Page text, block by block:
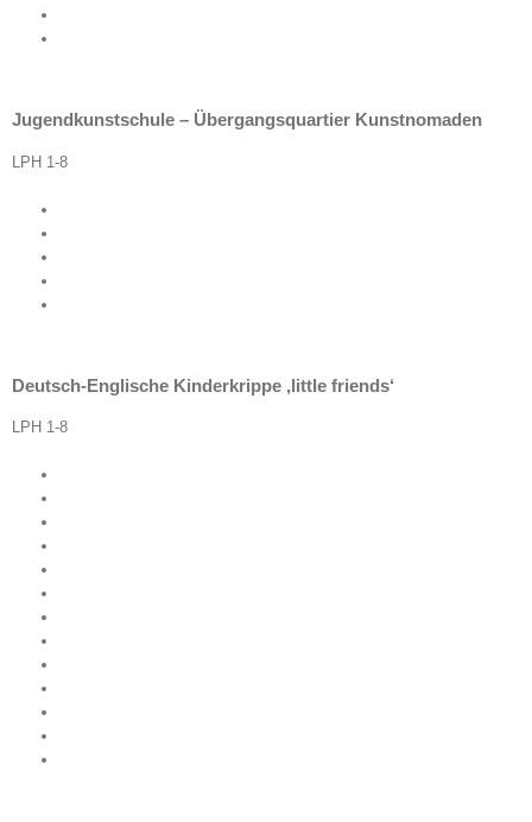
Jugendkunstschule – Übergangsquartier Kunstnomaden
LPH 1-8
Deutsch-Englische Kinderkrippe ‚little friends‘
LPH 1-8